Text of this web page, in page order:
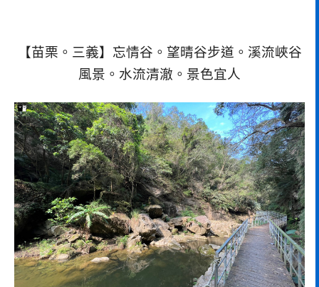
【苗栗。三義】忘情谷。望晴谷步道。溪流峽谷
風景。水流清澈。景色宜人